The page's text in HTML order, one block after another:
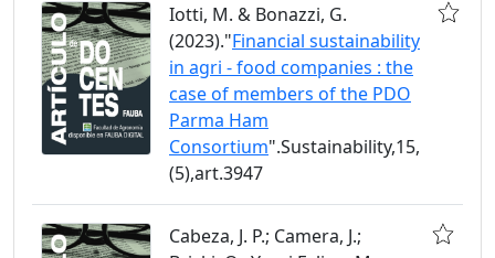
Iotti, M. & Bonazzi, G.
(2023)."Financial sustainability
in agri - food companies : the
case of members of the PDO
Parma Ham
Consortium".Sustainability,15,
(5),art.3947
Cabeza, J. P.; Camera, J.;